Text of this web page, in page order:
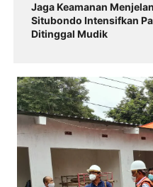
Jaga Keamanan
Situbondo Intensifkan
Ditinggal Mudik